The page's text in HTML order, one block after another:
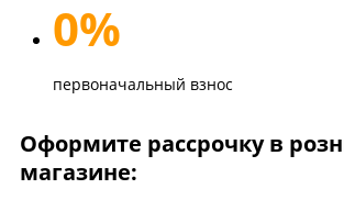
0%
первоначальный взнос
Оформите рассрочку в
магазине: